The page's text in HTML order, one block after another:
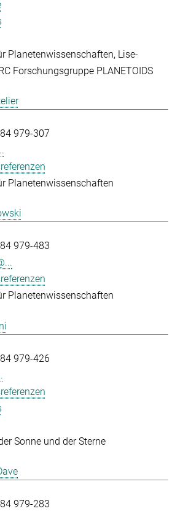
Planetenwissenschaften Lise-
Forschungsgruppe PLANETOIDS
979-307
Planetenwissenschaften
979-483
Planetenwissenschaften
979-426
Sonne und der Sterne
979-283